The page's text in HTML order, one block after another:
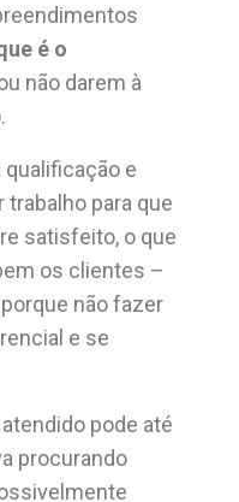
é o
não darem à
e
para que
satisfeito, o que
os clientes –
não fazer
e se
pode até
procurando